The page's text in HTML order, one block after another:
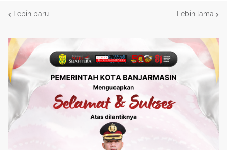
Lebih baru Lebih lama